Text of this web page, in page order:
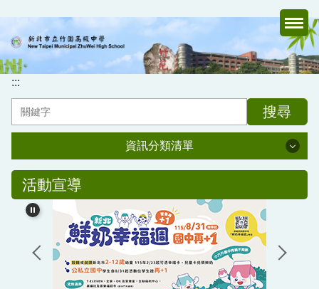
主
要
內
容
:::
搜尋
資訊分類清單
資訊分類清單
認識竹中
行政處室
家長會
活動宣導